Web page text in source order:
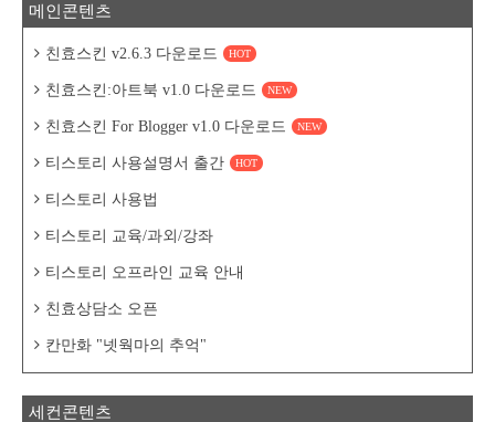
메인콘텐츠
친효스킨 v2.6.3 다운로드 HOT
친효스킨:아트북 v1.0 다운로드 NEW
친효스킨 For Blogger v1.0 다운로드 NEW
티스토리 사용설명서 출간 HOT
티스토리 사용법
티스토리 교육/과외/강좌
티스토리 오프라인 교육 안내
친효상담소 오픈
칸만화 "넷웍마의 추억"
세컨콘텐츠